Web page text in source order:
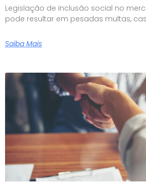
Legislação de inclusão social no
pode resultar em pesadas multas,
Saiba Mais